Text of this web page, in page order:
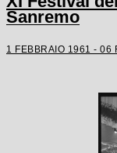
Sanremo
1 FEBBRAIO 1961 - 06